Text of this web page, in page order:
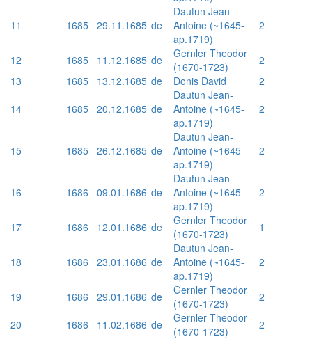
11 1685 29.11.1685 de
Dautun Jean-
Antoine (~1645-
ap.1719)
2
12 1685 11.12.1685 de
Gernler Theodor
(1670-1723)
2
13
1685 13.12.1685 de Donis David
2
14
1685 20.12.1685 de
Dautun Jean-
Antoine (~1645-
ap.1719)
2
15 1685 26.12.1685 de
Dautun Jean-
Antoine (~1645-
ap.1719)
2
16 1686 09.01.1686 de
Dautun Jean-
Antoine (~1645-
ap.1719)
2
17 1686 12.01.1686 de
Gernler Theodor
(1670-1723)
1
18 1686 23.01.1686 de
Dautun Jean-
Antoine (~1645-
ap.1719)
2
19 1686 29.01.1686 de
Gernler Theodor
(1670-1723)
2
20
1686 11.02.1686 de
Gernler Theodor
(1670-1723)
2